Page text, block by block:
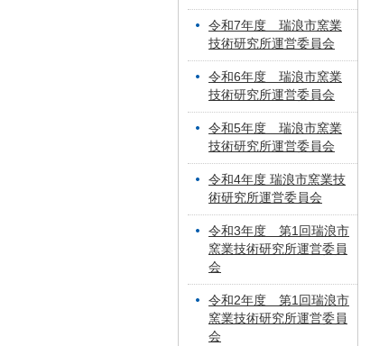
令和7年度 瑞浪市窯業
技術研究所運営委員会
令和6年度 瑞浪市窯業
技術研究所運営委員会
令和5年度 瑞浪市窯業
技術研究所運営委員会
令和4年度 瑞浪市窯業技
術研究所運営委員会
令和3年度 第1回瑞浪市
窯業技術研究所運営委員
会
令和2年度 第1回瑞浪市
窯業技術研究所運営委員
会